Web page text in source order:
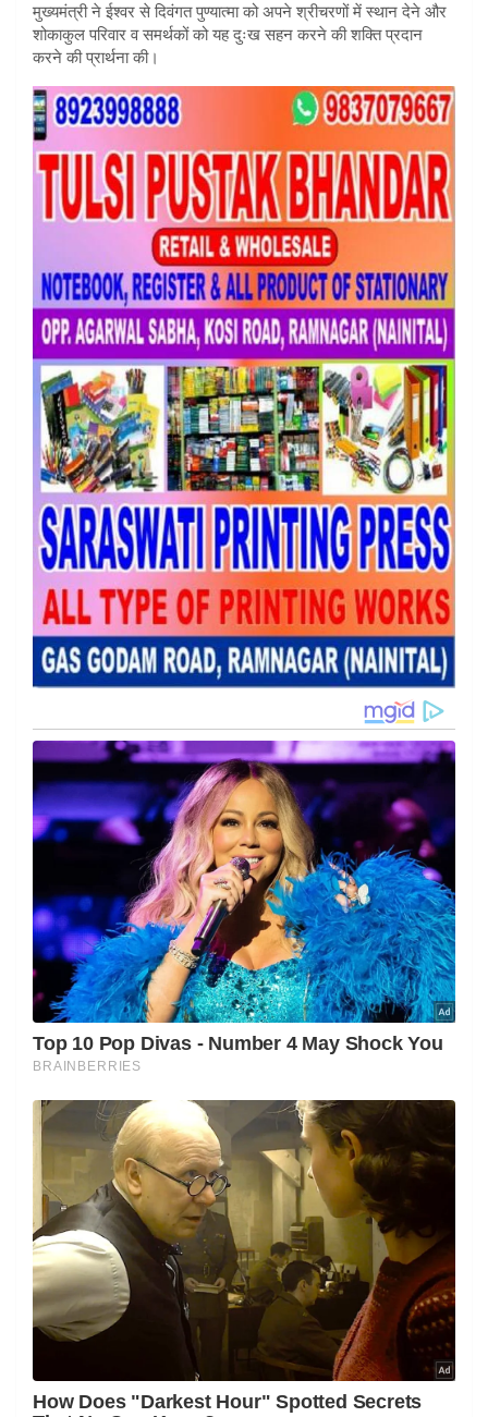
मुख्यमंत्री ने ईश्वर से दिवंगत पुण्यात्मा को अपने श्रीचरणों में स्थान देने और
शोकाकुल परिवार व समर्थकों को यह दुःख सहन करने की शक्ति प्रदान
करने की प्रार्थना की।